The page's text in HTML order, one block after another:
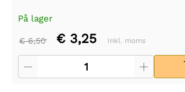
På lager
€ 6,50 € 3,25 Inkl. moms